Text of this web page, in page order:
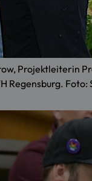
Projektleiterin
Foto: